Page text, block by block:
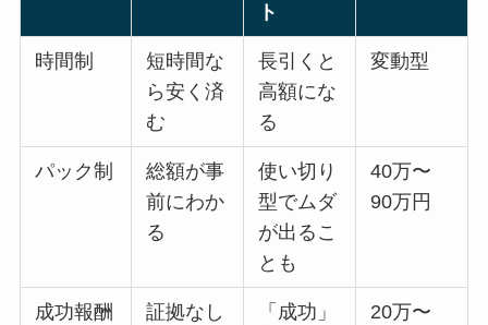
ト
時間制
短時間な
ら安く済
む
長引くと
高額にな
る
変動型
パック制
総額が事
前にわか
る
使い切り
型でムダ
が出るこ
とも
40万〜
90万円
成功報酬
証拠なし
「成功」
20万〜